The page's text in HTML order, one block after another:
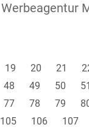
Werbeagentur
19 20 21
48 49 50 51
77 78 79
105 106 107